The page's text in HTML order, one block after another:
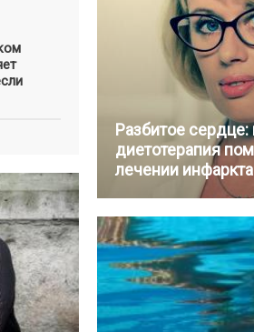
Разбитое сердце:
диетотерапия
лечении